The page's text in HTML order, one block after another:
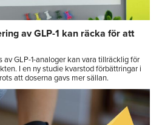
av GLP-1 kan räcka för att
av GLP-1-analoger kan vara tillräcklig för
I en ny studie kvarstod förbättringar i
att doserna gavs mer sällan.